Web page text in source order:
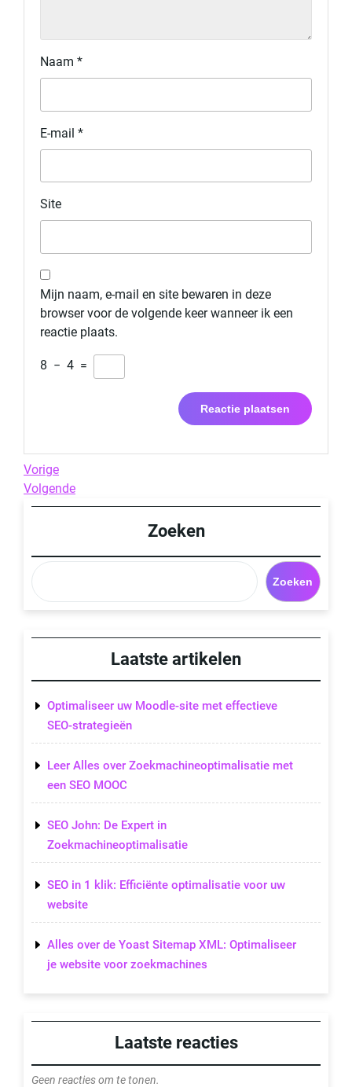
Naam *
E-mail *
Site
Mijn naam, e-mail en site bewaren in deze
browser voor de volgende keer wanneer ik een
reactie plaats.
8 − 4 =
Berichtnavigatie
Previous
Post
Vorige
Next
Post
Volgende
Zoeken
Zoeken
Laatste artikelen
Optimaliseer uw Moodle-site met effectieve
SEO-strategieën
Leer Alles over Zoekmachineoptimalisatie met
een SEO MOOC
SEO John: De Expert in
Zoekmachineoptimalisatie
SEO in 1 klik: Efficiënte optimalisatie voor uw
website
Alles over de Yoast Sitemap XML: Optimaliseer
je website voor zoekmachines
Laatste reacties
Geen reacties om te tonen.